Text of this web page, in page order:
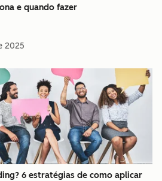
e quando fazer
2025
6 estratégias de como aplicar